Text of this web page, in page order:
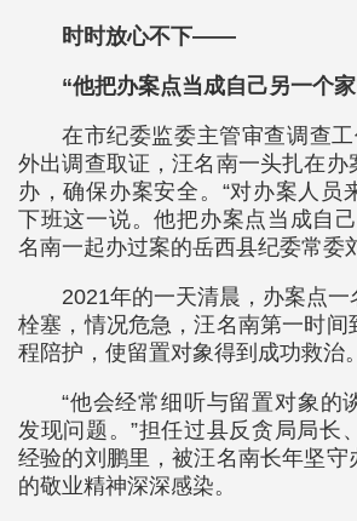
时时放心不下——
“他把办案点当成自己另一个
在市纪委监委主管审查调查
外出调查取证，汪名南一头扎在办
办，确保办案安全。“对办案人员
下班这一说。他把办案点当成自
名南一起办过案的岳西县纪委常委
2021年的一天清晨，办案点
栓塞，情况危急，汪名南第一时间
程陪护，使留置对象得到成功救治。
“他会经常细听与留置对象的
发现问题。”担任过县反贪局局长
经验的刘鹏里，被汪名南长年坚守
的敬业精神深深感染。